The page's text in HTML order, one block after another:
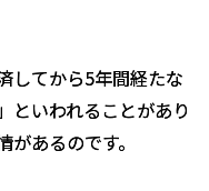
してから5年間経たな
といわれることがあり
あるのです。